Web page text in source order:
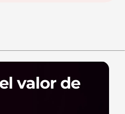
valor de